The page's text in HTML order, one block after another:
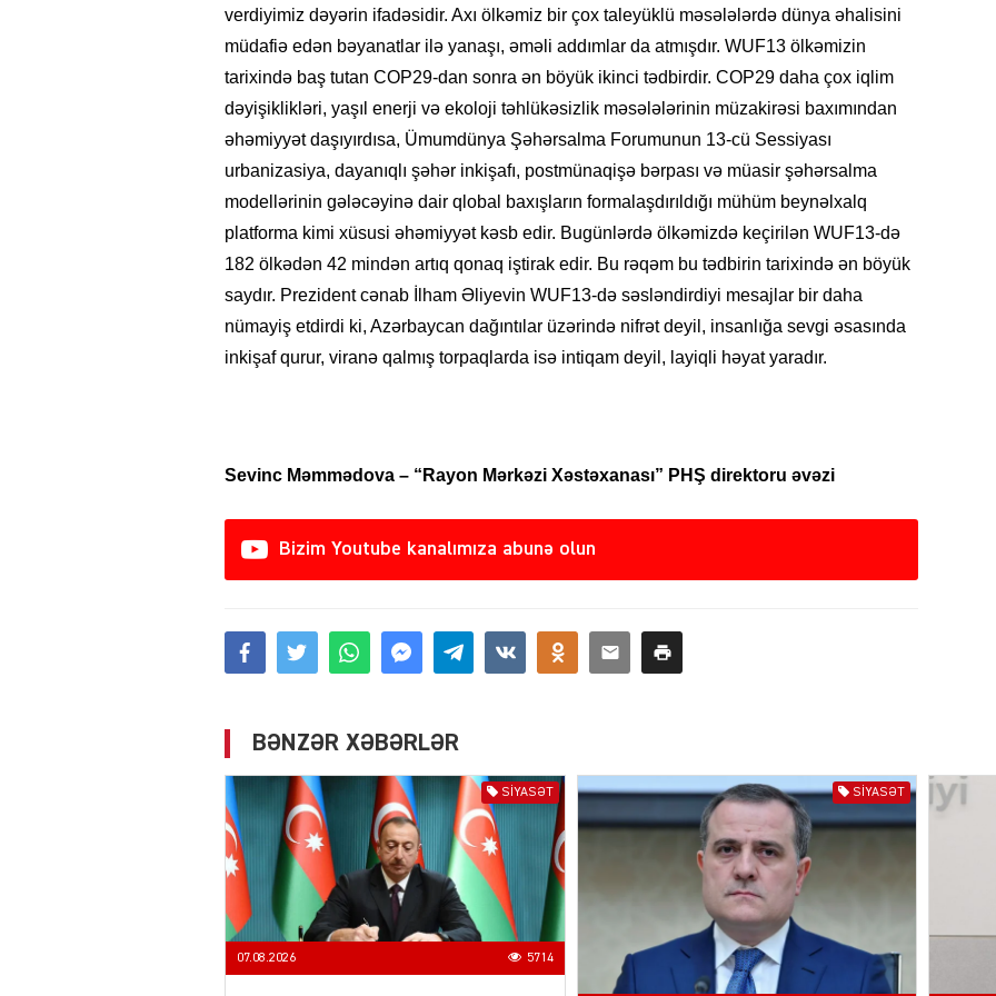
verdiyimiz dəyərin ifadəsidir. Axı ölkəmiz bir çox taleyüklü məsələlərdə dünya əhalisini
müdafiə edən bəyanatlar ilə yanaşı, əməli addımlar da atmışdır. WUF13 ölkəmizin
tarixində baş tutan COP29-dan sonra ən böyük ikinci tədbirdir. COP29 daha çox iqlim
dəyişiklikləri, yaşıl enerji və ekoloji təhlükəsizlik məsələlərinin müzakirəsi baxımından
əhəmiyyət daşıyırdısa, Ümumdünya Şəhərsalma Forumunun 13-cü Sessiyası
urbanizasiya, dayanıqlı şəhər inkişafı, postmünaqişə bərpası və müasir şəhərsalma
modellərinin gələcəyinə dair qlobal baxışların formalaşdırıldığı mühüm beynəlxalq
platforma kimi xüsusi əhəmiyyət kəsb edir. Bugünlərdə ölkəmizdə keçirilən WUF13-də
182 ölkədən 42 mindən artıq qonaq iştirak edir. Bu rəqəm bu tədbirin tarixində ən böyük
saydır. Prezident cənab İlham Əliyevin WUF13-də səsləndirdiyi mesajlar bir daha
nümayiş etdirdi ki, Azərbaycan dağıntılar üzərində nifrət deyil, insanlığa sevgi əsasında
inkişaf qurur, viranə qalmış torpaqlarda isə intiqam deyil, layiqli həyat yaradır.
Sevinc Məmmədova – “Rayon Mərkəzi Xəstəxanası” PHŞ direktoru əvəzi
Bizim Youtube kanalımıza abunə olun
DÜNYA
ŞOU-
BƏNZƏR XƏBƏRLƏR
SIYASƏT
07.08.2026 5714
SIYASƏT